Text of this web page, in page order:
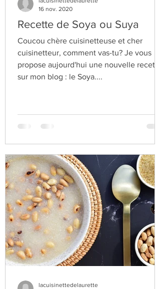
Recette de Soya ou Suya
Coucou chère cuisinetteuse et cher
cuisinetteur, comment vas-tu? Je vous
propose aujourd'hui une nouvelle recette
16 nov. 2020